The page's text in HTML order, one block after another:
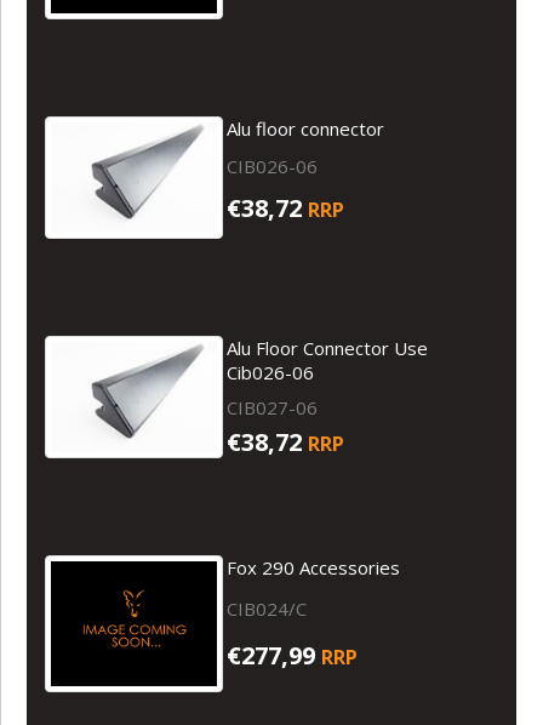
Alu floor connector
CIB026-06
€38,72 RRP
Alu Floor Connector Use
Cib026-06
CIB027-06
€38,72 RRP
Fox 290 Accessories
CIB024/C
€277,99 RRP